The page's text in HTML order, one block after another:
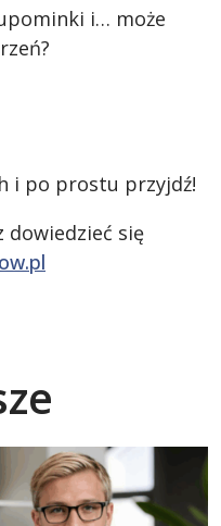
i… może
i po prostu przyjdź!
dowiedzieć się